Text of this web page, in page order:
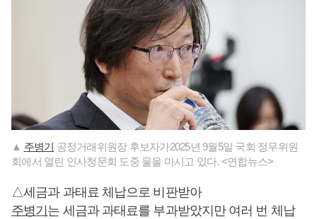
▲ 주병기 공정거래위원장 후보자가2025년 9월5일 국회 정무위원
회에서 열린 인사청문회 도중 물을 마시고 있다. <연합뉴스>
△세금과 과태료 체납으로 비판받아
주병기 는 세금과 과태료를 부과받았지만 여러 번 체납